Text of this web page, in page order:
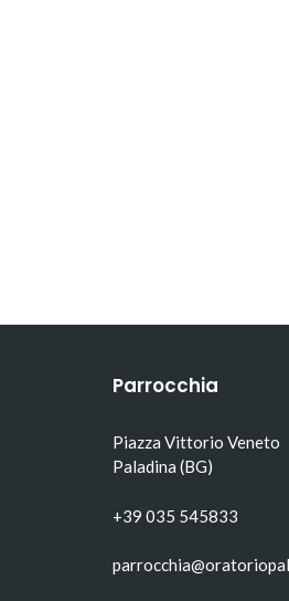
Parrocchia
Piazza Vittorio Veneto
Paladina (BG)
+39 035 545833